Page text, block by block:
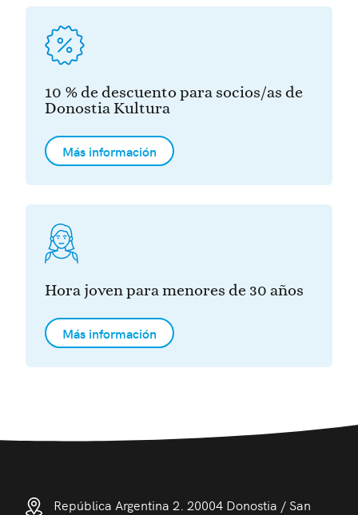
10 % de descuento para socios/as de
Donostia Kultura
Más información
Hora joven para menores de 30 años
Más información
República Argentina 2. 20004 Donostia / San